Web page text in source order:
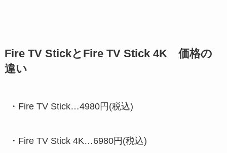
Fire TV StickとFire TV Stick 4K 価格の
違い
・Fire TV Stick…4980円(税込)
・Fire TV Stick 4K…6980円(税込)